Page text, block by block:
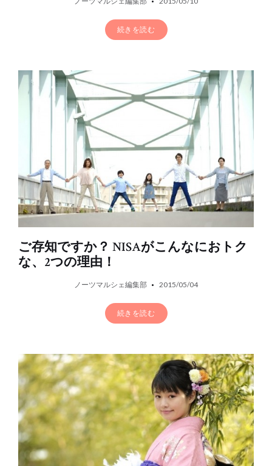
続きを読む
ご存知ですか？ NISAがこんなにおトク
な、2つの理由！
ノーツマルシェ編集部 2015/05/04
続きを読む